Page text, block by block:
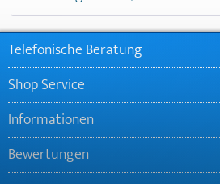
Telefonische Beratung
Shop Service
Informationen
Bewertungen